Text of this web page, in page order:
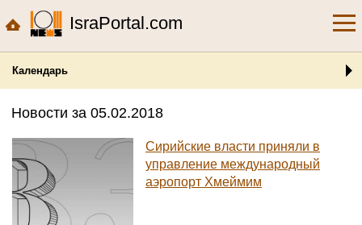
IsraPortal.com
Календарь
Новости за 05.02.2018
Сирийские власти приняли в
управление международный
аэропорт Хмеймим